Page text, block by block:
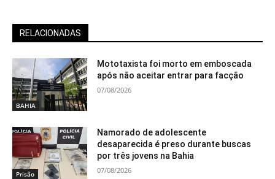
RELACIONADAS
BAHIA
Mototaxista foi morto em emboscada
após não aceitar entrar para facção
07/08/2026
Prisão
Namorado de adolescente
desaparecida é preso durante buscas
por três jovens na Bahia
07/08/2026